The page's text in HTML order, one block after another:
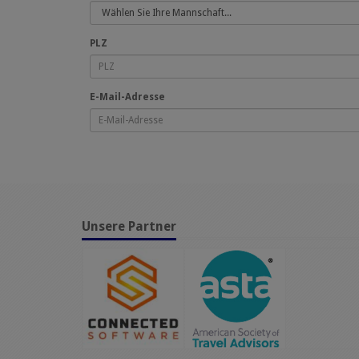
PLZ
E-Mail-Adresse
Unsere Partner